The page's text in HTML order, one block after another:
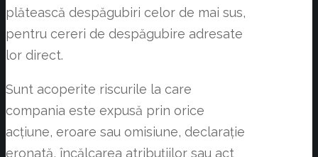
plătească despăgubiri celor de mai sus,
pentru cereri de despăgubire adresate
lor direct.
Sunt acoperite riscurile la care
compania este expusă prin orice
acțiune, eroare sau omisiune, declarație
eronată, încălcarea atribuțiilor sau act